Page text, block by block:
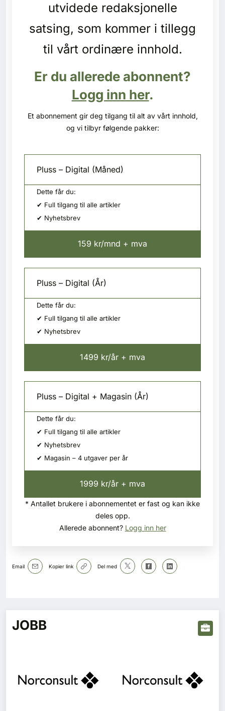
Abonnement Pluss
SE BLADARKIV
utvidede redaksjonelle
satsing, som kommer i tillegg
til vårt ordinære innhold.
Er du allerede abonnent?
Logg inn her.
Et abonnement gir deg tilgang til alt av vårt innhold,
og vi tilbyr følgende pakker:
Pluss – Digital (Måned)
Dette får du:
✔ Full tilgang til alle artikler
✔ Nyhetsbrev
159 kr/mnd + mva
Pluss – Digital (År)
Dette får du:
✔ Full tilgang til alle artikler
✔ Nyhetsbrev
1499 kr/år + mva
Pluss – Digital + Magasin (År)
Dette får du:
✔ Full tilgang til alle artikler
✔ Nyhetsbrev
✔ Magasin – 4 utgaver per år
1999 kr/år + mva
* Antallet brukere i abonnementet er fast og kan ikke
deles opp.
Allerede abonnent? Logg inn her
Email Kopier link Del med
JOBB